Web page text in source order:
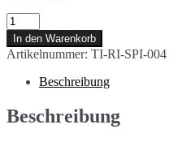
Spiral-
Ring
1,6mm
x
8mm
Menge
In den Warenkorb
Artikelnummer: TI-RI-SPI-004
Beschreibung
Beschreibung